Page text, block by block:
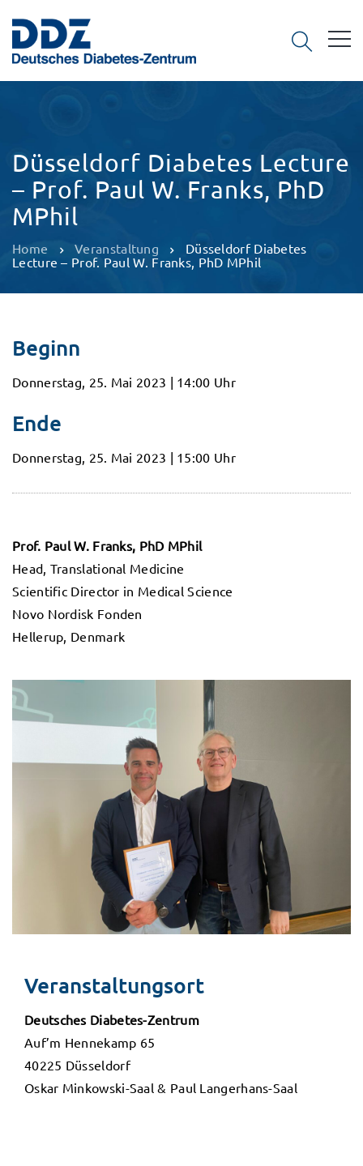
Düsseldorf Diabetes Lecture
– Prof. Paul W. Franks, PhD
MPhil
Home Veranstaltung
Düsseldorf Diabetes
Lecture – Prof. Paul W. Franks, PhD MPhil
Beginn
Donnerstag, 25. Mai 2023 | 14:00 Uhr
Ende
Donnerstag, 25. Mai 2023 | 15:00 Uhr
Prof. Paul W. Franks, PhD MPhil
Head, Translational Medicine
Scientific Director in Medical Science
Novo Nordisk Fonden
Hellerup, Denmark
Veranstaltungsort
Deutsches Diabetes-Zentrum
Auf’m Hennekamp 65
40225 Düsseldorf
Oskar Minkowski-Saal & Paul Langerhans-Saal